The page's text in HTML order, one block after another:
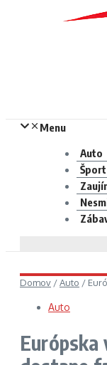
Menu
Auto
Šport
Domov /Auto /
Auto
Európska